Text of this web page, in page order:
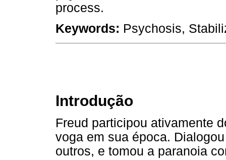
process.
Keywords: Psychosis,
Introdução
Freud participou ativamente
voga em sua época.
outros, e tomou a paranoia